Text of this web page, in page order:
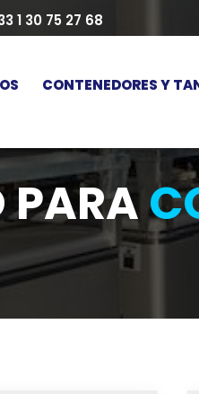
1 30 75 27 68
CONTENEDORES Y
PARA